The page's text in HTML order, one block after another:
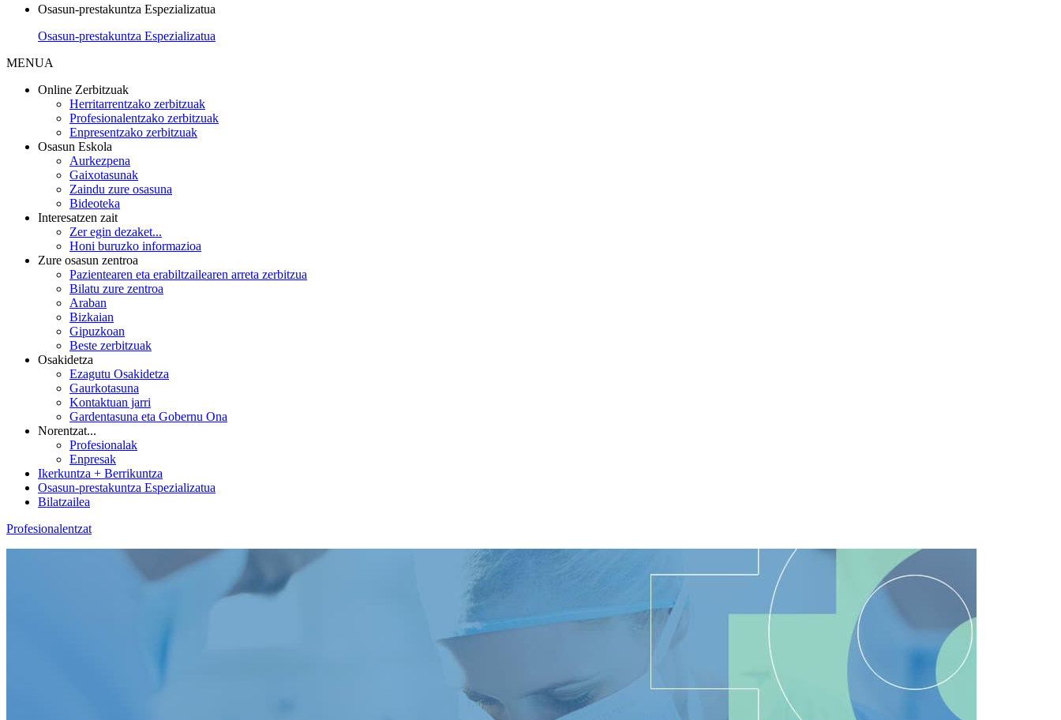
Osasun-prestakuntza Espezializatua
Osasun-prestakuntza Espezializatua
MENUA
Online Zerbitzuak
Herritarrentzako zerbitzuak
Profesionalentzako zerbitzuak
Enpresentzako zerbitzuak
Osasun Eskola
Aurkezpena
Gaixotasunak
Zaindu zure osasuna
Bideoteka
Interesatzen zait
Zer egin dezaket...
Honi buruzko informazioa
Zure osasun zentroa
Pazientearen eta erabiltzailearen arreta zerbitzua
Bilatu zure zentroa
Araban
Bizkaian
Gipuzkoan
Beste zerbitzuak
Osakidetza
Ezagutu Osakidetza
Gaurkotasuna
Kontaktuan jarri
Gardentasuna eta Gobernu Ona
Norentzat...
Profesionalak
Enpresak
Ikerkuntza + Berrikuntza
Osasun-prestakuntza Espezializatua
Bilatzailea
Profesionalentzat